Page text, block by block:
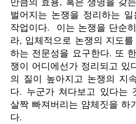
벌어지는 논쟁을 정리하는
작업이다. 이는 논쟁을 단순
라, 입체적으로 논쟁의 지도
하는 전문성을 요구한다. 또
쟁이 어디에선가 정리되고 있
의 질이 높아지고 논쟁의 지
다. 누군가 쳐다보고 있다는
살짝 빠져버리는 얌체짓을 하
다.